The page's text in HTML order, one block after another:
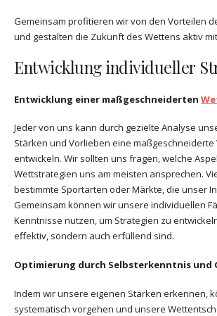
Gemeinsam profitieren wir von den Vorteilen
und gestalten die Zukunft des Wettens aktiv
Entwicklung individueller
Entwicklung einer maßgeschneiderten
Jeder von uns kann durch gezielte Analyse
Stärken und Vorlieben eine maßgeschneiderte
entwickeln. Wir sollten uns fragen, welche
Wettstrategien uns am meisten ansprechen.
bestimmte Sportarten oder Märkte, die unser
Gemeinsam können wir unsere individuellen
Kenntnisse nutzen, um Strategien zu
effektiv, sondern auch erfüllend sind.
Optimierung durch Selbsterkenntnis und
Indem wir unsere eigenen Stärken erkennen,
systematisch vorgehen und unsere